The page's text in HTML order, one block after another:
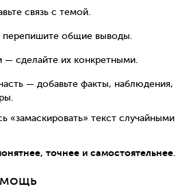
связь с темой.
перепишите общие выводы.
— сделайте их конкретными.
— добавьте факты, наблюдения,
«замаскировать» текст случайными
точнее и самостоятельнее.